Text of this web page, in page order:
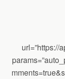
url=”https://